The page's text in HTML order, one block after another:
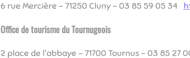
6 rue Mercière - 71250 Cluny - 03 85 59 05 34
Office de tourisme du Tournugeois
2 place de l'abbaye - 71700 Tournus - 03 85 27